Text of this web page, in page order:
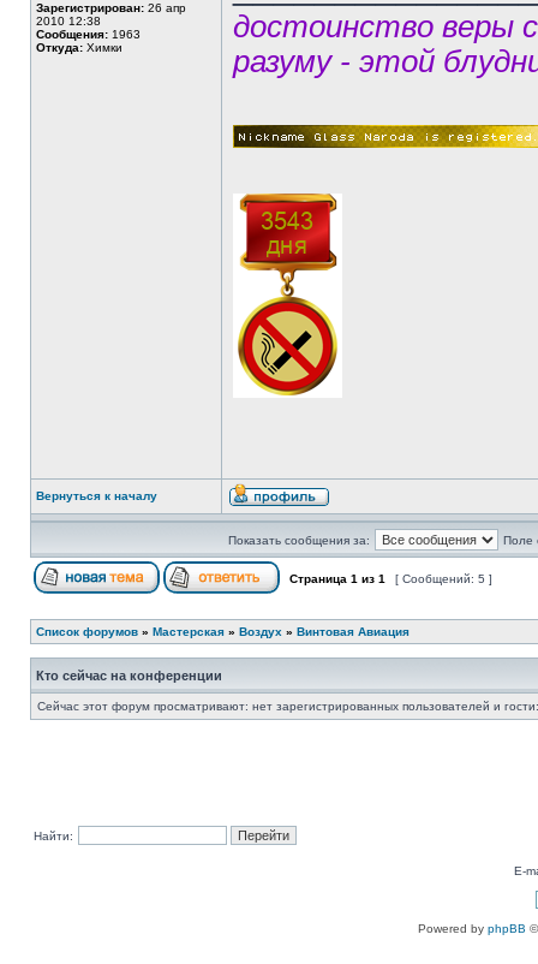
Зарегистрирован: 26 апр
2010 12:38
Сообщения: 1963
Откуда: Химки
достоинство веры
разуму - этой
Вернуться к началу
Показать сообщения за: Поле
Страница 1 из 1 [ Сообщений: 5 ]
Список форумов » Мастерская » Воздух » Винтовая Авиация
Кто сейчас на конференции
Сейчас этот форум просматривают: нет зарегистрированных пользователей и
Найти:
E-
Powered by phpBB